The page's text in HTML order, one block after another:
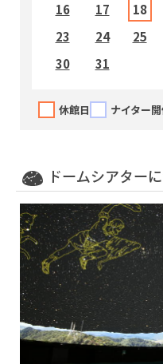
16
17 18
23
24 25
30
31
休館日 ナイター
ドームシアター